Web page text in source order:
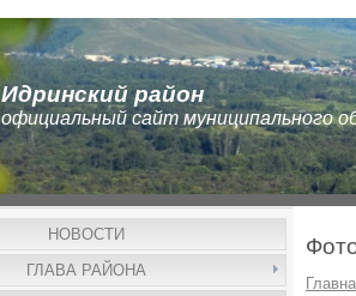
Идринский район
официальный сайт муниципального
НОВОСТИ
ГЛАВА РАЙОНА